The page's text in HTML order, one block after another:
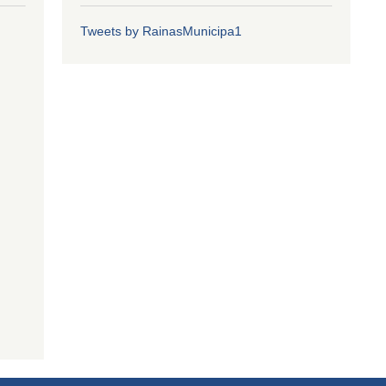
Tweets by RainasMunicipa1